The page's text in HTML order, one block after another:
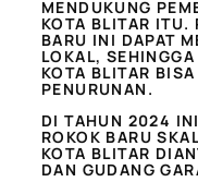
MENDUKUNG
KOTA BLITAR ITU.
BARU INI DAPAT
LOKAL,
KOTA BLITAR
PENURUNAN.
DI TAHUN 2024
ROKOK BARU
KOTA BLITAR
DAN GUDANG